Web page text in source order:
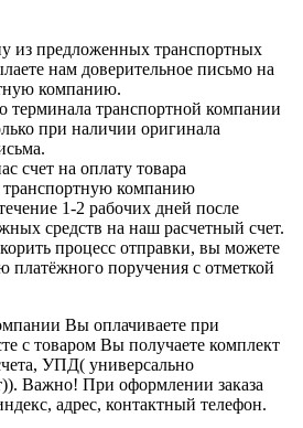
из предложенных транспортных
нам доверительное письмо на
компанию.
терминала транспортной компании
при наличии оригинала
счет на оплату товара
транспортную компанию
1-2 рабочих дней после
средств на наш расчетный счет.
процесс отправки, вы можете
платёжного поручения с отметкой
Вы оплачиваете при
с товаром Вы получаете комплект
УПД( универсально
Важно! При оформлении заказа
адрес, контактный телефон.